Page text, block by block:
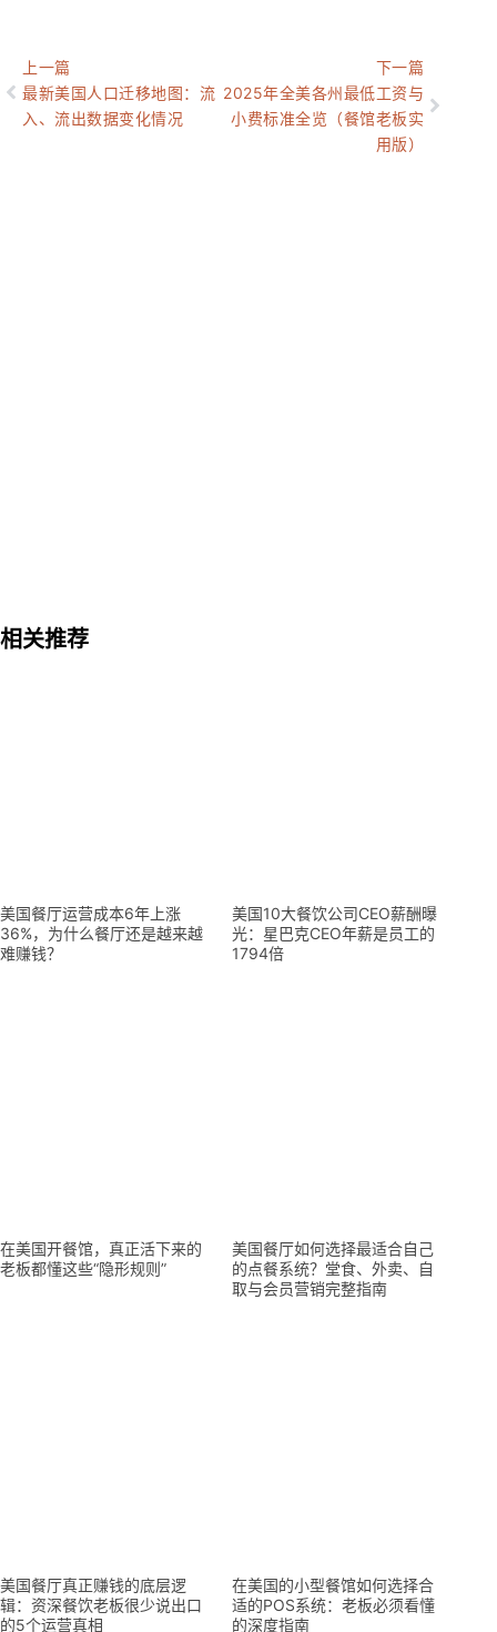
上一篇
最新美国人口迁移地图：流
入、流出数据变化情况
下一篇
2025年全美各州最低工资与
小费标准全览（餐馆老板实
用版）
相关推荐
美国餐厅运营成本6年上涨
36%，为什么餐厅还是越来越
难赚钱？
美国10大餐饮公司CEO薪酬曝
光：星巴克CEO年薪是员工的
1794倍
在美国开餐馆，真正活下来的
老板都懂这些“隐形规则”
美国餐厅如何选择最适合自己
的点餐系统？堂食、外卖、自
取与会员营销完整指南
美国餐厅真正赚钱的底层逻
辑：资深餐饮老板很少说出口
的5个运营真相
在美国的小型餐馆如何选择合
适的POS系统：老板必须看懂
的深度指南